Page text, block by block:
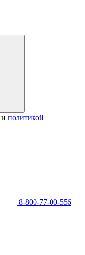
и политикой
8-800-77-00-556